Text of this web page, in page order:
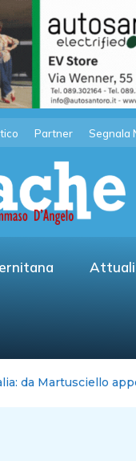
Partner Segnala
bisogno di un